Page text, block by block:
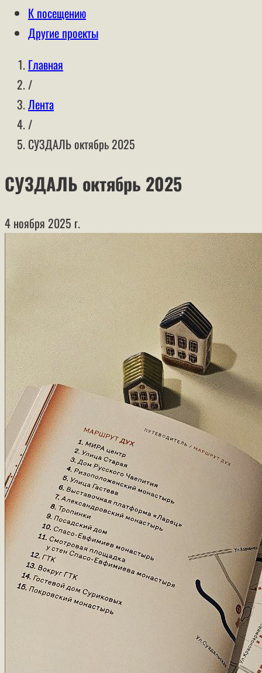
К посещению
Другие проекты
Главная
/
Лента
/
СУЗДАЛЬ октябрь 2025
СУЗДАЛЬ октябрь 2025
4 ноября 2025 г.